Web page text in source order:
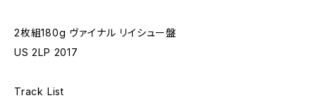
2枚組180g ヴァイナル リイシュー盤
US 2LP 2017
Track List